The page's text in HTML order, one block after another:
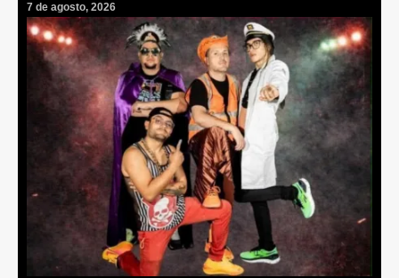
7 de agosto, 2026